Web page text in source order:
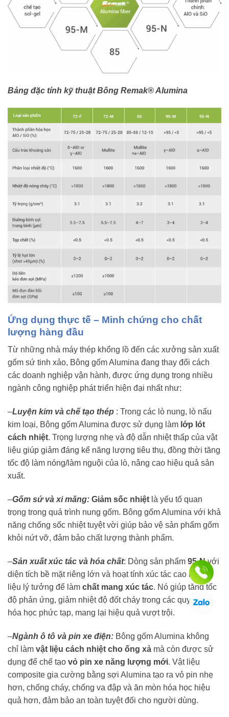
Bảng đặc tính kỹ thuật Bông Remak® Alumina
Ứng dụng thực tế – Minh chứng cho chất
lượng hàng đầu
Từ những nhà máy thép khổng lồ đến các xưởng sản xuất
gốm sứ tinh xảo, Bông gốm Alumina đang thay đổi cách
các doanh nghiệp vận hành, được ứng dụng trong nhiều
ngành công nghiệp phát triển hiện đại nhất như:
–Luyện kim và chế tạo thép : Trong các lò nung, lò nấu
kim loại, Bông gốm Alumina được sử dụng làm lớp lót
cách nhiệt. Trọng lượng nhẹ và độ dẫn nhiệt thấp của vật
liệu giúp giảm đáng kể năng lượng tiêu thụ, đồng thời tăng
tốc độ làm nóng/làm nguội của lò, nâng cao hiệu quả sản
xuất.
–Gốm sứ và xi măng: Giảm sốc nhiệt là yếu tố quan
trọng trong quá trình nung gốm. Bông gốm Alumina với khả
năng chống sốc nhiệt tuyệt vời giúp bảo vệ sản phẩm gốm
khỏi nứt vỡ, đảm bảo chất lượng thành phẩm.
–Sản xuất xúc tác và hóa chất: Dòng sản phẩm 95-Nvới
diện tích bề mặt riêng lớn và hoạt tính xúc tác cao là vật
liệu lý tưởng để làm chất mang xúc tác. Nó giúp tăng tốc
độ phản ứng, giảm nhiệt độ đốt cháy trong các quy trình
hóa học phức tạp, mang lại hiệu quả vượt trội.
–Ngành ô tô và pin xe điện: Bông gốm Alumina không
chỉ làm vật liệu cách nhiệt cho ống xả mà còn được sử
dụng để chế tạo vỏ pin xe năng lượng mới. Vật liệu
composite gia cường bằng sợi Alumina tạo ra vỏ pin nhẹ
hơn, chống cháy, chống va đập và ăn mòn hóa học hiệu
quả hơn, đảm bảo an toàn tuyệt đối cho người dùng.